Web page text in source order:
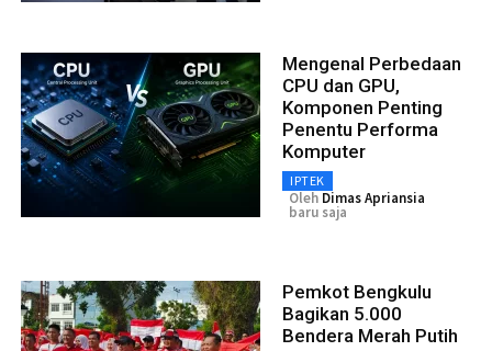
Mengenal Perbedaan
CPU dan GPU,
Komponen Penting
Penentu Performa
Komputer
IPTEK
Oleh Dimas Apriansia
baru saja
Pemkot Bengkulu
Bagikan 5.000
Bendera Merah Putih